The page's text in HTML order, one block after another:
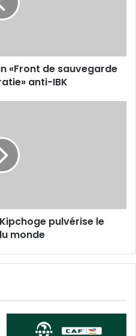
«Front de sauvegarde
anti-IBK
pulvérise le
monde